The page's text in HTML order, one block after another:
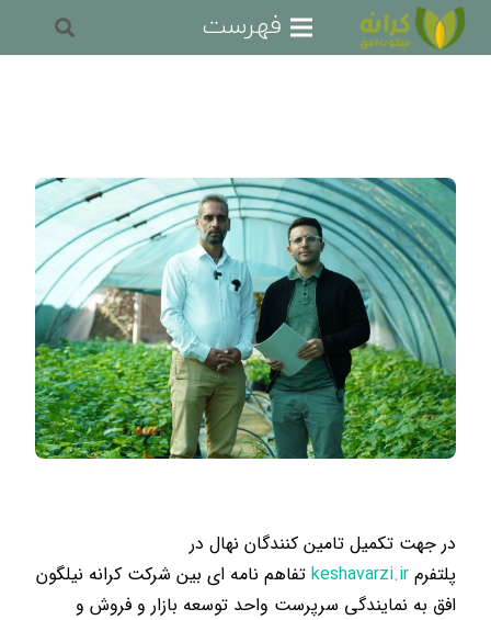
فهرست
در جهت تکمیل تامین کنندگان نهال در
پلتفرم keshavarzi.ir تفاهم نامه ای بین شرکت کرانه نیلگون
افق به نمایندگی سرپرست واحد توسعه بازار و فروش و